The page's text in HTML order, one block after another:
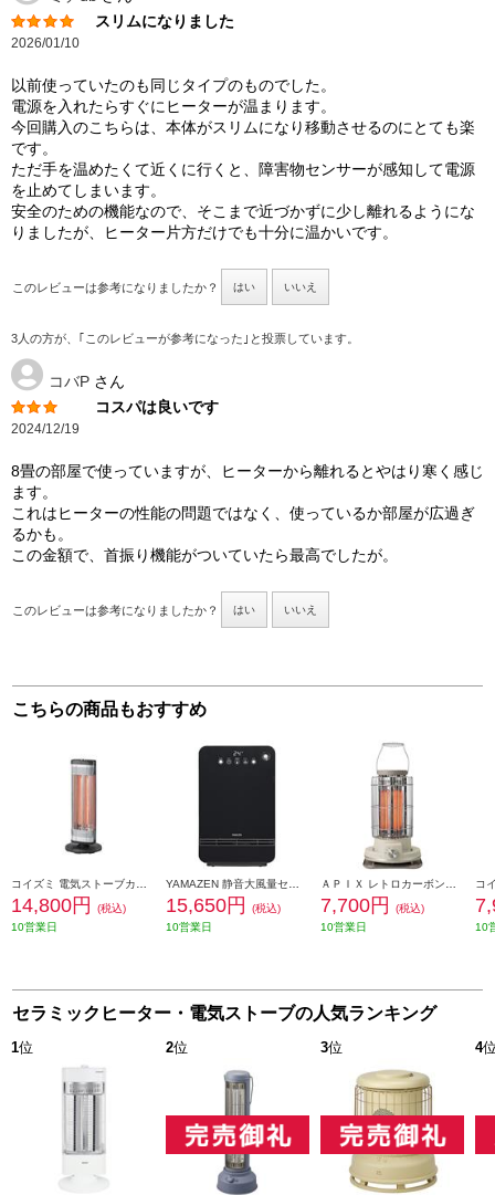
スリムになりました
2026/01/10
以前使っていたのも同じタイプのものでした。
電源を入れたらすぐにヒーターが温まります。
今回購入のこちらは、本体がスリムになり移動させるのにとても楽
です。
ただ手を温めたくて近くに行くと、障害物センサーが感知して電源
を止めてしまいます。
安全のための機能なので、そこまで近づかずに少し離れるようにな
りましたが、ヒーター片方だけでも十分に温かいです。
このレビューは参考になりましたか？ はい いいえ
3人の方が、｢このレビューが参考になった｣と投票しています。
コバP さん
コスパは良いです
2024/12/19
8畳の部屋で使っていますが、ヒーターから離れるとやはり寒く感じ
ます。
これはヒーターの性能の問題ではなく、使っているか部屋が広過ぎ
るかも。
この金額で、首振り機能がついていたら最高でしたが。
このレビューは参考になりましたか？ はい いいえ
こちらの商品もおすすめ
14,800円
(税込)
10営業日
15,650円
(税込)
10営業日
7,700円
(税込)
10営業日
10
セラミックヒーター・電気ストーブの人気ランキング
1位 2位 3位 4